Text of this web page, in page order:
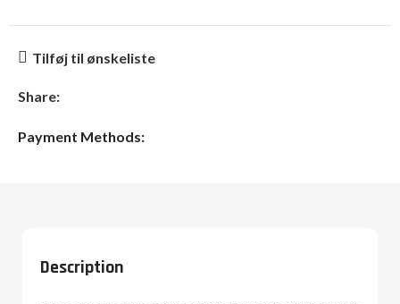
Tilføj til ønskeliste
Share:
Payment Methods:
Description